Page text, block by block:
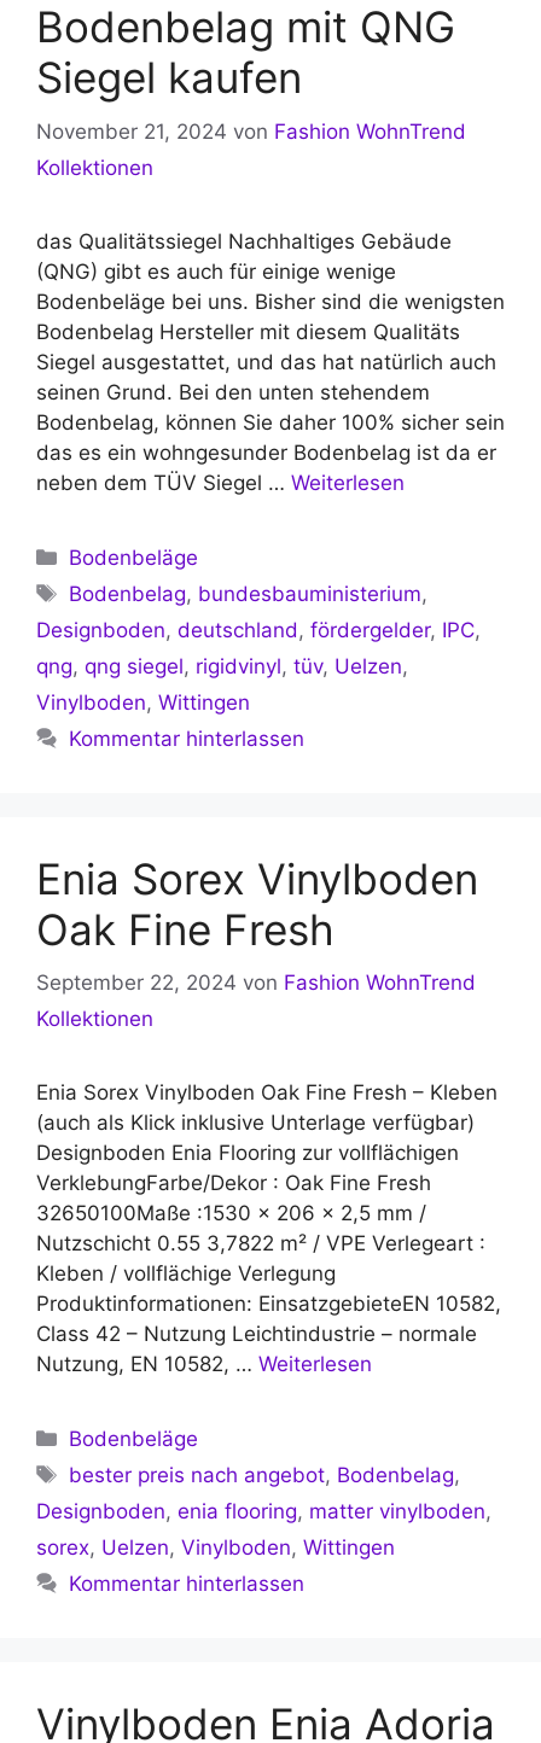
Bodenbelag mit QNG
Siegel kaufen
November 21, 2024 von Fashion WohnTrend
Kollektionen
das Qualitätssiegel Nachhaltiges Gebäude
(QNG) gibt es auch für einige wenige
Bodenbeläge bei uns. Bisher sind die wenigsten
Bodenbelag Hersteller mit diesem Qualitäts
Siegel ausgestattet, und das hat natürlich auch
seinen Grund. Bei den unten stehendem
Bodenbelag, können Sie daher 100% sicher sein
das es ein wohngesunder Bodenbelag ist da er
neben dem TÜV Siegel … Weiterlesen
Kategorien
Bodenbeläge
Schlagwörter
Bodenbelag, bundesbauministerium,
Designboden, deutschland , fördergelder, IPC,
qng, qng siegel, rigidvinyl, tüv, Uelzen,
Vinylboden, Wittingen
Kommentar hinterlassen
Enia Sorex Vinylboden
Oak Fine Fresh
September 22, 2024 von Fashion WohnTrend
Kollektionen
Enia Sorex Vinylboden Oak Fine Fresh – Kleben
(auch als Klick inklusive Unterlage verfügbar)
Designboden Enia Flooring zur vollflächigen
VerklebungFarbe/Dekor : Oak Fine Fresh
32650100Maße :1530 x 206 x 2,5 mm /
Nutzschicht 0.55 3,7822 m² / VPE Verlegeart :
Kleben / vollflächige Verlegung
Produktinformationen: EinsatzgebieteEN 10582,
Class 42 – Nutzung Leichtindustrie – normale
Nutzung, EN 10582, … Weiterlesen
Kategorien
Bodenbeläge
Schlagwörter
bester preis nach angebot, Bodenbelag,
Designboden, enia flooring, matter vinylboden,
sorex, Uelzen, Vinylboden, Wittingen
Kommentar hinterlassen
Vinylboden Enia Adoria